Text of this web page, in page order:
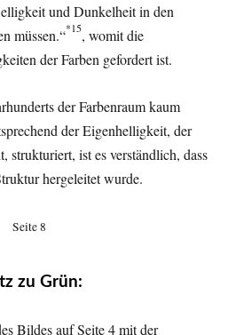
und Dunkelheit in den
müssen.“*15, womit die
der Farben gefordert ist.
der Farbenraum kaum
der Eigenhelligkeit, der
strukturiert, ist es verständlich, dass
hergeleitet wurde.
Seite 8
zu Grün:
Bildes auf Seite 4 mit der